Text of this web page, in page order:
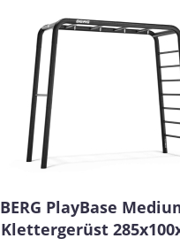
BERG PlayBase
Klettergerüst